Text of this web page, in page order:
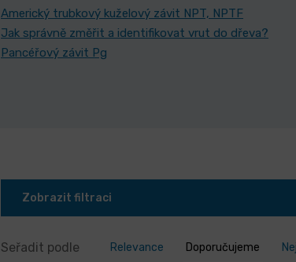
Americký trubkový kuželový závit NPT, NPTF
Jak správně změřit a identifikovat vrut do dřeva?
Pancéřový závit Pg
Zobrazit filtraci
Seřadit podle Relevance Doporučujeme